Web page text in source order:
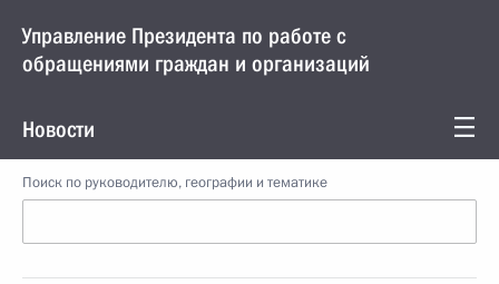
Управление Президента по работе с
обращениями граждан и организаций
Новости
Поиск по руководителю, географии и тематике